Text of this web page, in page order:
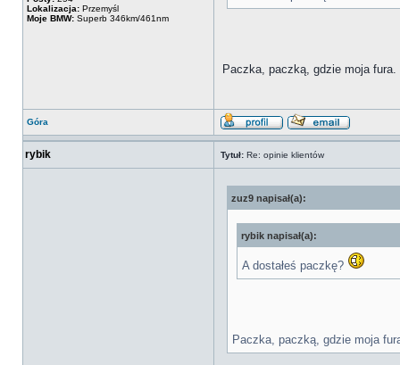
Lokalizacja: Przemyśl
Moje BMW: Superb 346km/461nm
Paczka, paczką, gdzie moja fura.
Góra
rybik Tytuł: Re: opinie klientów
zuz9 napisał(a):
rybik napisał(a):
A dostałeś paczkę?
Paczka, paczką, gdzie moja